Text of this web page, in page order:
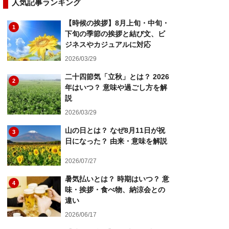
人気記事ランキング
1
【時候の挨拶】8月上旬・中旬・
下旬の季節の挨拶と結び文、ビ
ジネスやカジュアルに対応
2026/03/29
2
二十四節気「立秋」とは？ 2026
年はいつ？ 意味や過ごし方を解
説
2026/03/29
3
山の日とは？ なぜ8月11日が祝
日になった？ 由来・意味を解説
2026/07/27
4
暑気払いとは？ 時期はいつ？ 意
味・挨拶・食べ物、納涼会との
違い
2026/06/17